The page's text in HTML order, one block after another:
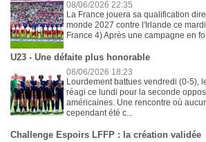
08/06/2026 22:35
La France jouera sa qualification
monde 2027 contre l'Irlande ce
France 4) Après une campagne en
U23 - Une défaite plus honorable
08/06/2026 18:23
Lourdement battues vendredi (0-5),
réagi ce lundi pour la seconde
américaines. Une rencontre où
cependant été c...
Challenge Espoirs LFFP : la création validée